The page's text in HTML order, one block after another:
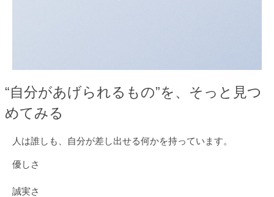
“自分があげられるもの”を、そっと見つ
めてみる
人は誰しも、自分が差し出せる何かを持っています。
優しさ
誠実さ